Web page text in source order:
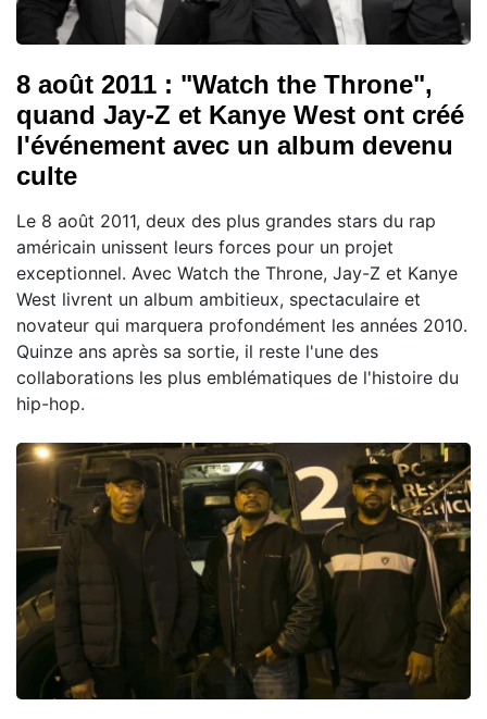
8 août 2011 : "Watch the Throne",
quand Jay-Z et Kanye West ont créé
l'événement avec un album devenu
culte
Le 8 août 2011, deux des plus grandes stars du rap
américain unissent leurs forces pour un projet
exceptionnel. Avec Watch the Throne, Jay-Z et Kanye
West livrent un album ambitieux, spectaculaire et
novateur qui marquera profondément les années 2010.
Quinze ans après sa sortie, il reste l'une des
collaborations les plus emblématiques de l'histoire du
hip-hop.